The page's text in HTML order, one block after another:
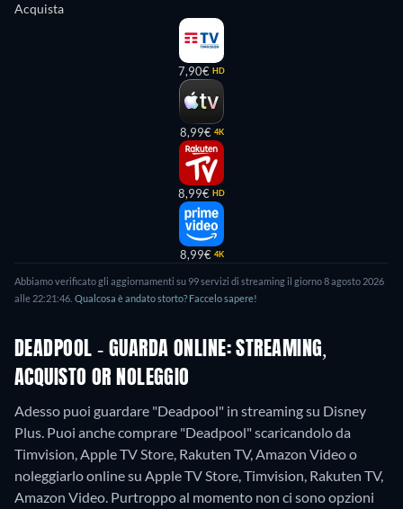
Acquista
7,90€ HD
8,99€ 4K
8,99€ HD
8,99€ 4K
Abbiamo verificato gli aggiornamenti su 99servizi di streaming il giorno8 agosto 2026
alle 22:21:46 Qualcosa è andato storto? Faccelo sapere!
DEADPOOL - GUARDA ONLINE: STREAMING,
ACQUISTO OR NOLEGGIO
Adesso puoi guardare "Deadpool" in streaming su Disney
Plus. Puoi anche comprare "Deadpool" scaricandolo da
Timvision, Apple TV Store, Rakuten TV, Amazon Video o
noleggiarlo online su Apple TV Store, Timvision, Rakuten TV,
Amazon Video. Purtroppo al momento non ci sono opzioni